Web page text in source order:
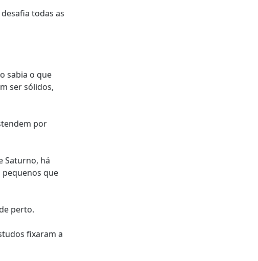
todas as
sabia o que
ser sólidos,
por
Saturno, há
que
perto.
fixaram a